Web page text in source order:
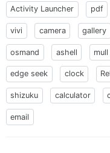
Activity Launcher pdf
vivi camera gallery
osmand ashell mull
edge seek clock
shizuku calculator
email